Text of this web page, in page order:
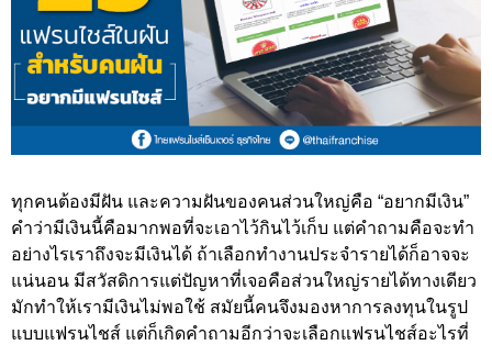
ทุกคนต้องมีฝัน และความฝันของคนส่วนใหญ่คือ “อยากมีเงิน”
คำว่ามีเงินนี้คือมากพอที่จะเอาไว้กินไว้เก็บ แต่คำถามคือจะทำ
อย่างไรเราถึงจะมีเงินได้ ถ้าเลือกทำงานประจำรายได้ก็อาจจะ
แน่นอน มีสวัสดิการแต่ปัญหาที่เจอคือส่วนใหญ่รายได้ทางเดียว
มักทำให้เรามีเงินไม่พอใช้ สมัยนี้คนจึงมองหาการลงทุนในรูป
แบบแฟรนไชส์ แต่ก็เกิดคำถามอีกว่าจะเลือกแฟรนไชส์อะไรที่